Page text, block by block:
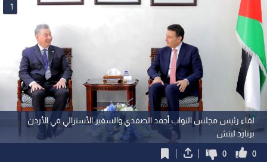
لقاء رئيس مجلس النواب أحمد الصفدي والسفير الأسترالي في الأردن
برنارد لينش
1
0
0